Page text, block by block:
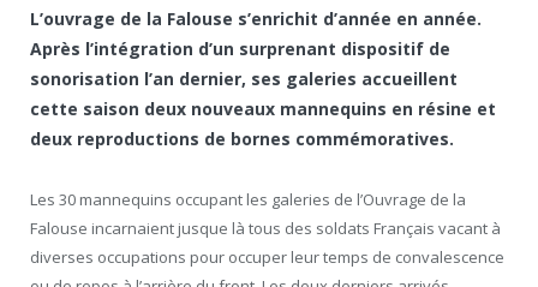
L’ouvrage de la Falouse s’enrichit d’année en année.
Après l’intégration d’un surprenant dispositif de
sonorisation l’an dernier, ses galeries accueillent
cette saison deux nouveaux mannequins en résine et
deux reproductions de bornes commémoratives.
Les 30 mannequins occupant les galeries de l’Ouvrage de la
Falouse incarnaient jusque là tous des soldats Français vacant à
diverses occupations pour occuper leur temps de convalescence